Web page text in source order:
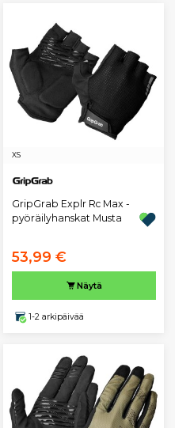
XS
GripGrab Explr Rc Max -
pyöräilyhanskat Musta
53,99 €
Näytä
1-2 arkipäivää